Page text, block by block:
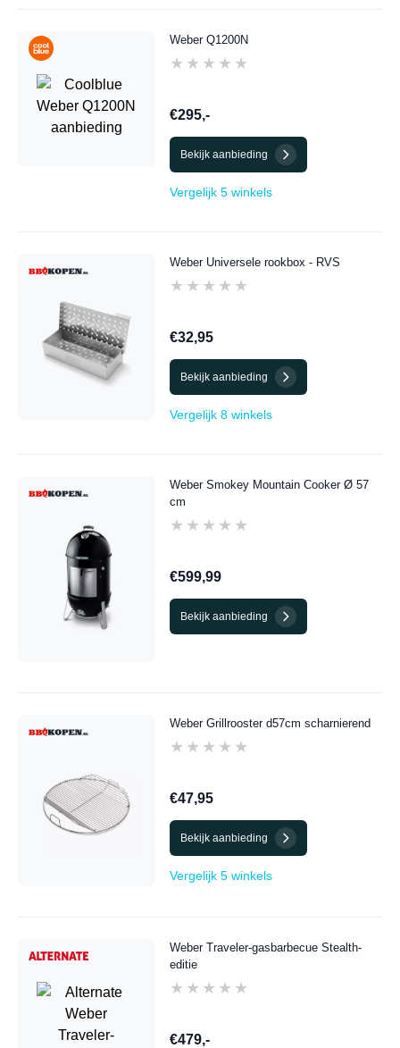
Weber Q1200N
★★★★★
★★★★★
€295,-
Bekijk aanbieding
Vergelijk 5 winkels
Weber Universele rookbox - RVS
★★★★★
★★★★★
€32,95
Bekijk aanbieding
Vergelijk 8 winkels
Weber Smokey Mountain Cooker Ø 57
cm
★★★★★
★★★★★
€599,99
Bekijk aanbieding
Weber Grillrooster d57cm scharnierend
★★★★★
★★★★★
€47,95
Bekijk aanbieding
Vergelijk 5 winkels
Weber Traveler-gasbarbecue Stealth-
editie
★★★★★
★★★★★
€479,-